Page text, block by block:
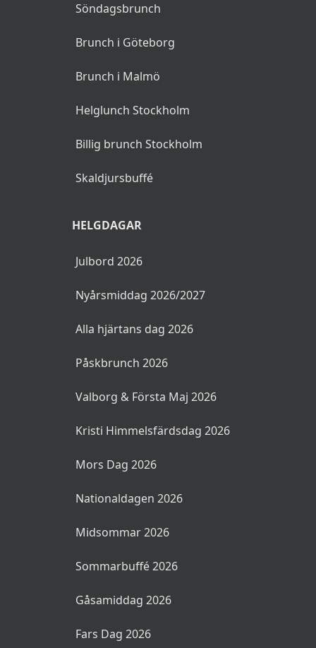
Söndagsbrunch
Brunch i Göteborg
Brunch i Malmö
Helglunch Stockholm
Billig brunch Stockholm
Skaldjursbuffé
HELGDAGAR
Julbord 2026
Nyårsmiddag 2026/2027
Alla hjärtans dag 2026
Påskbrunch 2026
Valborg & Första Maj 2026
Kristi Himmelsfärdsdag 2026
Mors Dag 2026
Nationaldagen 2026
Midsommar 2026
Sommarbuffé 2026
Gåsamiddag 2026
Fars Dag 2026